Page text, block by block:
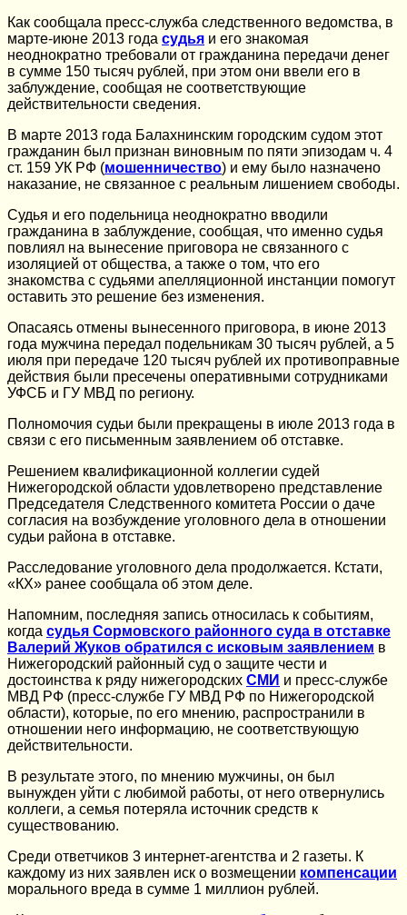
Как сообщала пресс-служба следственного ведомства, в
марте-июне 2013 года судья и его знакомая
неоднократно требовали от гражданина передачи денег
в сумме 150 тысяч рублей, при этом они ввели его в
заблуждение, сообщая не соответствующие
действительности сведения.
В марте 2013 года Балахнинским городским судом этот
гражданин был признан виновным по пяти эпизодам ч. 4
ст. 159 УК РФ (мошенничество) и ему было назначено
наказание, не связанное с реальным лишением свободы.
Судья и его подельница неоднократно вводили
гражданина в заблуждение, сообщая, что именно судья
повлиял на вынесение приговора не связанного с
изоляцией от общества, а также о том, что его
знакомства с судьями апелляционной инстанции помогут
оставить это решение без изменения.
Опасаясь отмены вынесенного приговора, в июне 2013
года мужчина передал подельникам 30 тысяч рублей, а 5
июля при передаче 120 тысяч рублей их противоправные
действия были пресечены оперативными сотрудниками
УФСБ и ГУ МВД по региону.
Полномочия судьи были прекращены в июле 2013 года в
связи с его письменным заявлением об отставке.
Решением квалификационной коллегии судей
Нижегородской области удовлетворено представление
Председателя Следственного комитета России о даче
согласия на возбуждение уголовного дела в отношении
судьи района в отставке.
Расследование уголовного дела продолжается. Кстати,
«КХ» ранее сообщала об этом деле.
Напомним, последняя запись относилась к событиям,
когда судья Сормовского районного суда в отставке
Валерий Жуков обратился с исковым заявлением в
Нижегородский районный суд о защите чести и
достоинства к ряду нижегородских СМИ и пресс-службе
МВД РФ (пресс-службе ГУ МВД РФ по Нижегородской
области), которые, по его мнению, распространили в
отношении него информацию, не соответствующую
действительности.
В результате этого, по мнению мужчины, он был
вынужден уйти с любимой работы, от него отвернулись
коллеги, а семья потеряла источник средств к
существованию.
Среди ответчиков 3 интернет-агентства и 2 газеты. К
каждому из них заявлен иск о возмещении компенсации
морального вреда в сумме 1 миллион рублей.